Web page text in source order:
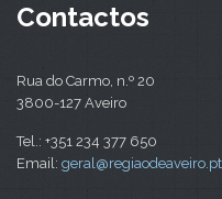
Contactos
Rua do Carmo, n.º 20
3800-127 Aveiro
Tel.: +351 234 377 650
Email: geral@regiaodeaveiro.pt